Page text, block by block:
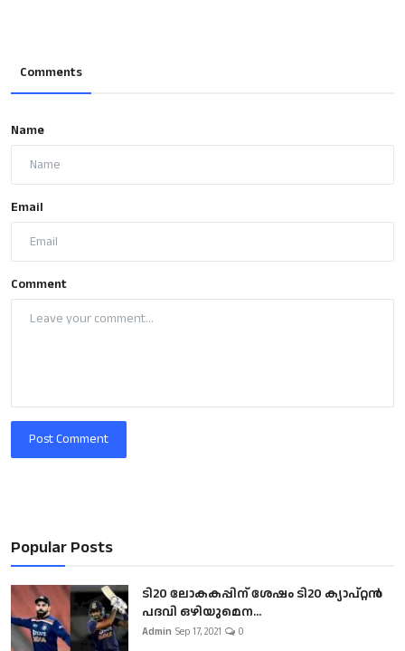
Comments
Name
Email
Comment
Post Comment
Popular Posts
ടി20 ലോകകപ്പിന് ശേഷം ടി20 ക്യാപ്റ്റൻ
പദവി ഒഴിയുമെന...
Admin Sep 17, 2021 0